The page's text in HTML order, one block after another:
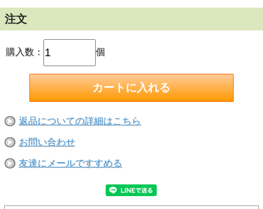
注文
購入数： 個
返品についての詳細はこちら
お問い合わせ
友達にメールですすめる